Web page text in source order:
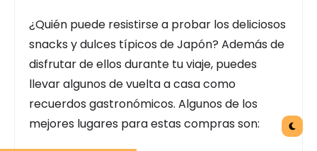
¿Quién puede resistirse a probar los deliciosos
snacks y dulces típicos de Japón? Además de
disfrutar de ellos durante tu viaje, puedes
llevar algunos de vuelta a casa como
recuerdos gastronómicos. Algunos de los
mejores lugares para estas compras son: